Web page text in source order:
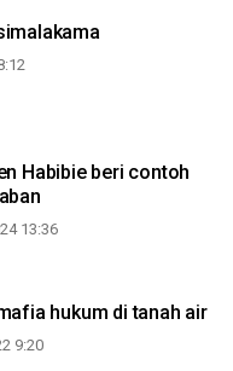
jadi simalakama
Habibie beri contoh
13:36
hukum di tanah air
9:20